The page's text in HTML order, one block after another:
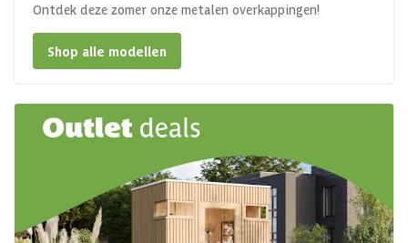
Ontdek deze zomer onze metalen overkappingen!
Shop alle modellen